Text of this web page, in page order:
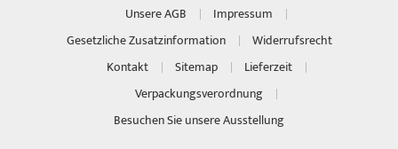
Unsere AGB
Impressum
Gesetzliche Zusatzinformation
Widerrufsrecht
Kontakt
Sitemap
Lieferzeit
Verpackungsverordnung
Besuchen Sie unsere Ausstellung